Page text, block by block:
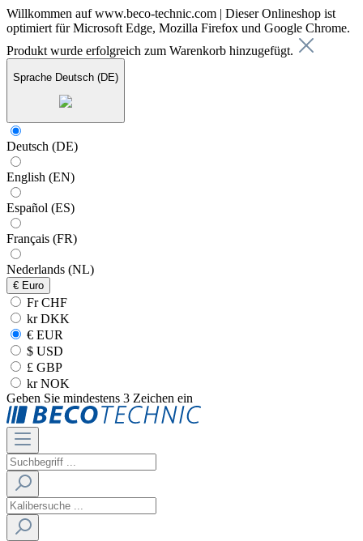
Willkommen auf www.beco-technic.com | Dieser Onlineshop ist
optimiert für Microsoft Edge, Mozilla Firefox und Google Chrome.
Produkt wurde erfolgreich zum Warenkorb hinzugefügt.
Sprache Deutsch (DE)
Deutsch (DE)
English (EN)
Español (ES)
Français (FR)
Nederlands (NL)
€ Euro
Fr CHF
kr DKK
€ EUR
$ USD
£ GBP
kr NOK
Geben Sie mindestens 3 Zeichen ein